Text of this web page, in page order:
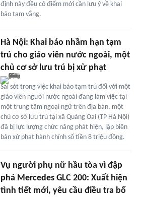
định này đều có điểm mới cần lưu ý về khai
báo tạm vắng.
Hà Nội: Khai báo nhầm hạn tạm
trú cho giáo viên nước ngoài, một
chủ cơ sở lưu trú bị xử phạt
Sai sót trong việc khai báo tạm trú đối với một
giáo viên người nước ngoài đang làm việc tại
một trung tâm ngoại ngữ trên địa bàn, một
chủ cơ sở lưu trú tại xã Quảng Oai (TP Hà Nội)
đã bị lực lượng chức năng phát hiện, lập biên
bản xử phạt hành chính số tiền 8 triệu đồng.
Vụ người phụ nữ hầu tòa vì đập
phá Mercedes GLC 200: Xuất hiện
tình tiết mới, yêu cầu điều tra bổ